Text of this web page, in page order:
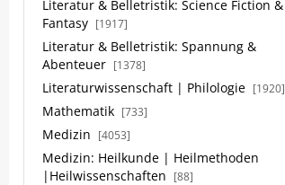
Literatur & Belletristik: Science Fiction &
Fantasy [1917]
Literatur & Belletristik: Spannung &
Abenteuer [1378]
Literaturwissenschaft | Philologie [1920]
Mathematik [733]
Medizin [4053]
Medizin: Heilkunde | Heilmethoden
|Heilwissenschaften
[88]